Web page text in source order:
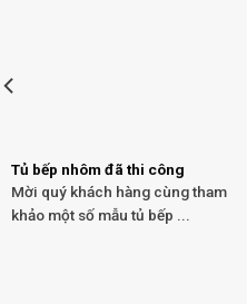
Tủ bếp nhôm đã thi công
Mời quý khách hàng cùng tham
khảo một số mẫu tủ bếp ...